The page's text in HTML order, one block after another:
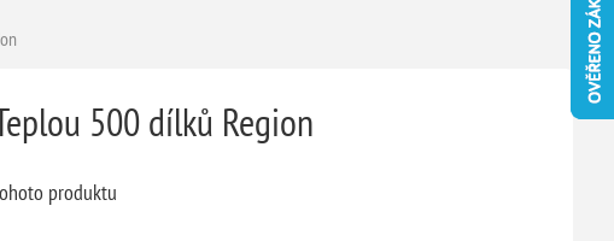
500 dílků Region
produktu